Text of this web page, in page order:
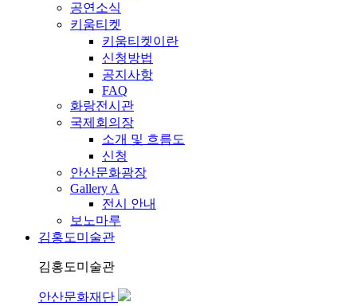
공연소식
키움티켓
키움티켓이란
신청방법
공지사항
FAQ
화랑전시관
국제회의장
소개 및 흐름도
신청
안산문화광장
Gallery A
전시 안내
보노마루
김홍도미술관
김홍도미술관
안산문화재단